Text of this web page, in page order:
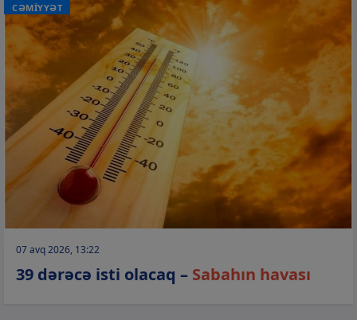
CƏMİYYƏT
07 avq 2026, 13:22
39 dərəcə isti olacaq – Sabahın havası